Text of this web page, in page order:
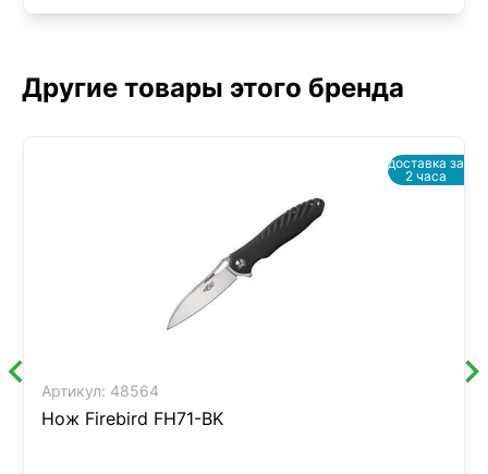
Другие товары этого бренда
Артикул: 48564
Нож Firebird FH71-BK
доставка за
2 часа